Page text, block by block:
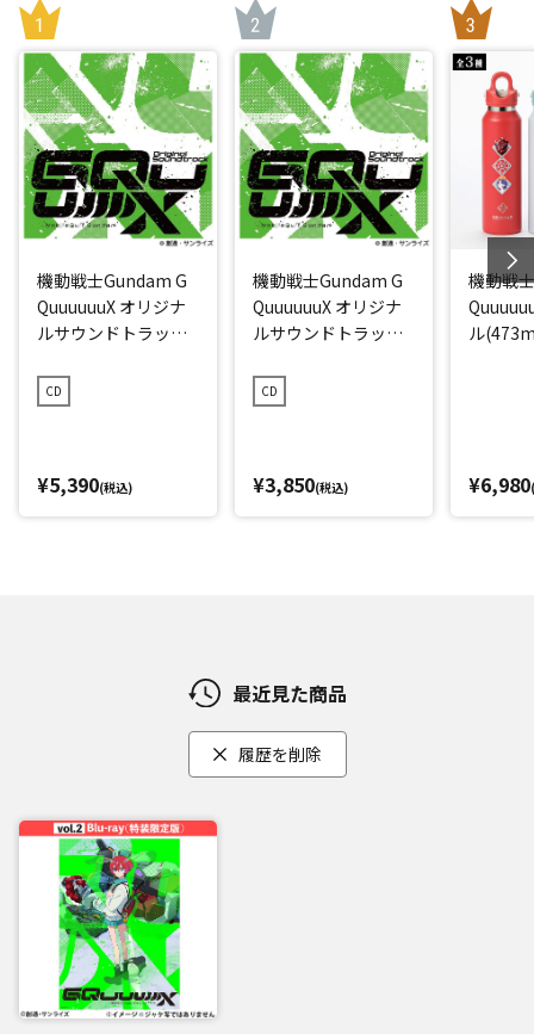
機動戦士Gundam G
QuuuuuuX オリジナ
ルサウンドトラック
CD
¥5,390(税込)
機動戦士Gundam G
QuuuuuuX オリジナ
ルサウンドトラック
CD
¥3,850(税込)
機動戦
ル
¥6,980
最近見た商品
履歴を削除